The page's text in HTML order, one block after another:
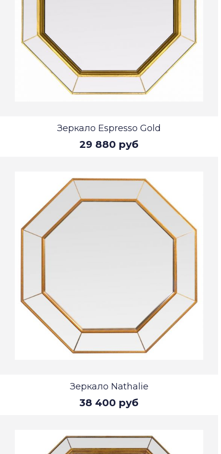
Зеркало Espresso Gold
29 880 руб
Зеркало Nathalie
38 400 руб